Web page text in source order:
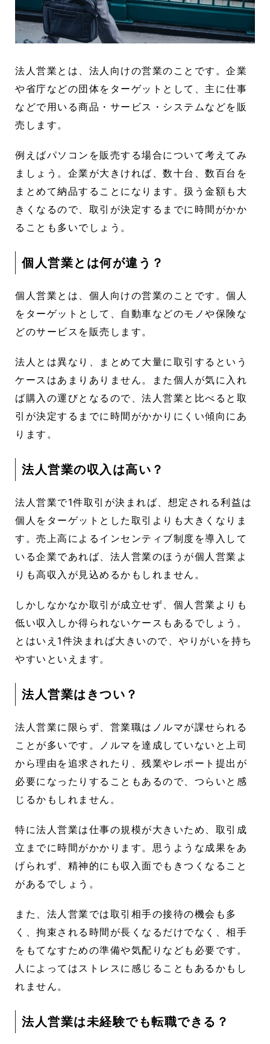
法人営業とは、法人向けの営業のことです。企業
や省庁などの団体をターゲットとして、主に仕事
などで用いる商品・サービス・システムなどを販
売します。
例えばパソコンを販売する場合について考えてみ
ましょう。企業が大きければ、数十台、数百台を
まとめて納品することになります。扱う金額も大
きくなるので、取引が決定するまでに時間がかか
ることも多いでしょう。
個人営業とは何が違う？
個人営業とは、個人向けの営業のことです。個人
をターゲットとして、自動車などのモノや保険な
どのサービスを販売します。
法人とは異なり、まとめて大量に取引するという
ケースはあまりありません。また個人が気に入れ
ば購入の運びとなるので、法人営業と比べると取
引が決定するまでに時間がかかりにくい傾向にあ
ります。
法人営業の収入は高い？
法人営業で1件取引が決まれば、想定される利益は
個人をターゲットとした取引よりも大きくなりま
す。売上高によるインセンティブ制度を導入して
いる企業であれば、法人営業のほうが個人営業よ
りも高収入が見込めるかもしれません。
しかしなかなか取引が成立せず、個人営業よりも
低い収入しか得られないケースもあるでしょう。
とはいえ1件決まれば大きいので、やりがいを持ち
やすいといえます。
法人営業はきつい？
法人営業に限らず、営業職はノルマが課せられる
ことが多いです。ノルマを達成していないと上司
から理由を追求されたり、残業やレポート提出が
必要になったりすることもあるので、つらいと感
じるかもしれません。
特に法人営業は仕事の規模が大きいため、取引成
立までに時間がかかります。思うような成果をあ
げられず、精神的にも収入面でもきつくなること
があるでしょう。
また、法人営業では取引相手の接待の機会も多
く、拘束される時間が長くなるだけでなく、相手
をもてなすための準備や気配りなども必要です。
人によってはストレスに感じることもあるかもし
れません。
法人営業は未経験でも転職できる？